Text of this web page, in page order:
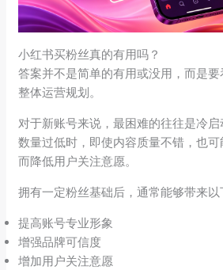
小红书买粉丝真的有用吗？
答案并不是简单的有用或没用，而是
整体运营规划。
对于新账号来说，最困难的往往是冷
数量过低时，即使内容质量不错，也
而降低用户关注意愿。
拥有一定粉丝基础后，通常能够带来以
提高账号专业形象
增强品牌可信度
增加用户关注意愿